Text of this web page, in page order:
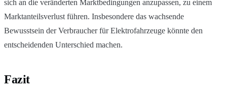
sich an die veränderten Marktbedingungen anzupassen, zu einem
Marktanteilsverlust führen. Insbesondere das wachsende
Bewusstsein der Verbraucher für Elektrofahrzeuge könnte den
entscheidenden Unterschied machen.
Fazit